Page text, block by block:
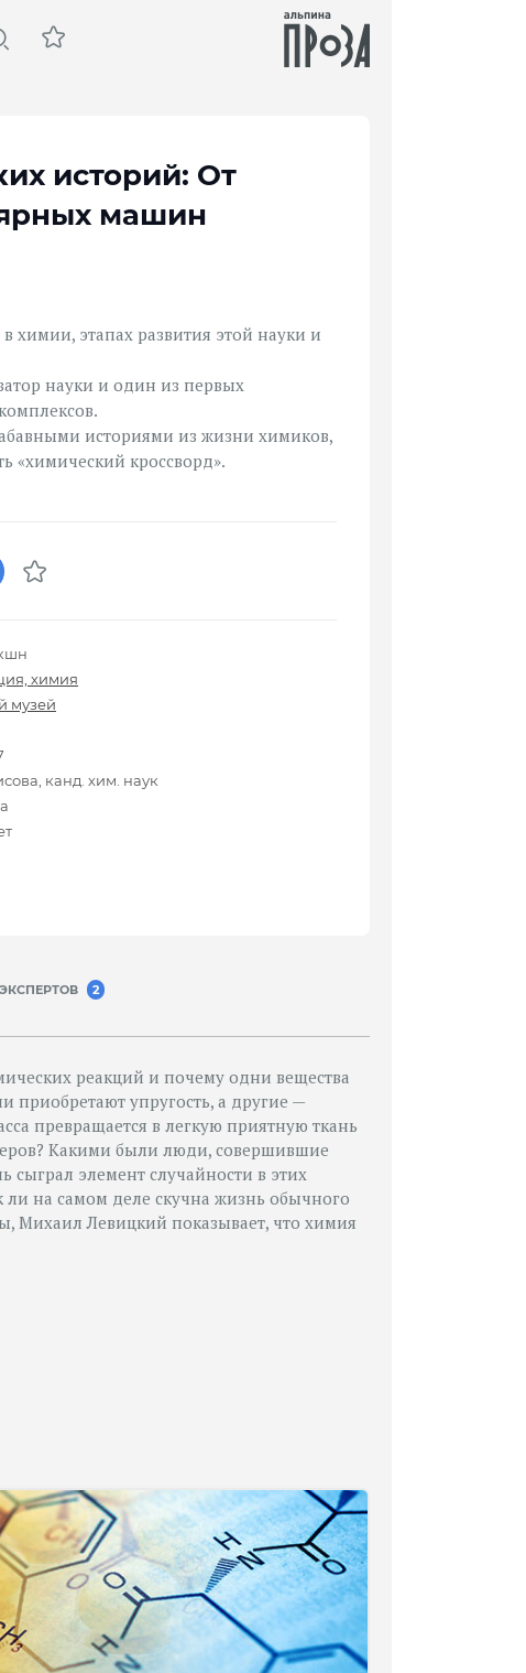
историй: От
машин
этапах развития этой науки и
науки и один из первых
историями из жизни химиков,
«химический кроссворд».
химия
музей
канд. хим. наук
2
реакций и почему одни вещества
приобретают упругость, а другие —
превращается в легкую приятную ткань
Какими были люди, совершившие
элемент случайности в этих
ли на самом деле скучна жизнь обычного
Михаил Левицкий показывает, что химия